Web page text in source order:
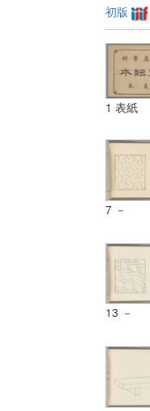
初版
1 表紙
7 －
13 －